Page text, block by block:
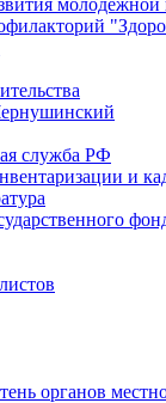
молодежной
служба РФ
и
органов